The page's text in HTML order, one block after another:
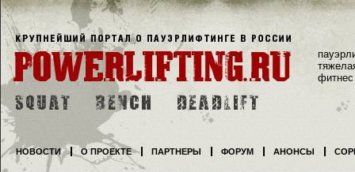
фитнес
НОВОСТИ О ПРОЕКТЕ ПАРТНЕРЫ ФОРУМ АНОНСЫ